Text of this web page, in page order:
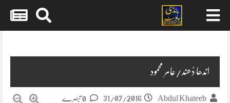
اندھا دُھند/عامر محمود
Abdul Khateeb
31/07/2016